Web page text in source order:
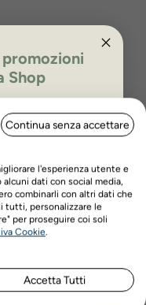
Shop
IL 5%
Continua senza accettare
l'esperienza utente e
dati con social media,
combinarli con altri dati che
tutti, personalizzare le
per proseguire coi soli
Cookie.
Accetta Tutti